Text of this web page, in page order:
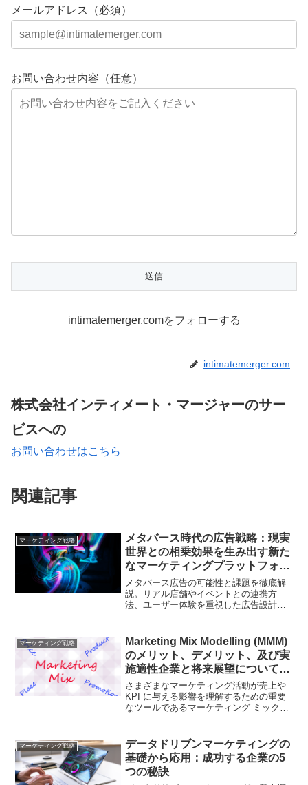
メールアドレス（必須）
お問い合わせ内容（任意）
intimatemerger.comをフォローする
intimatemerger.com
株式会社インティメート・マージャーのサー
ビスへの
お問い合わせはこちら
関連記事
マーケティング戦略
メタバース時代の広告戦略：現実
世界との相乗効果を生み出す新た
なマーケティングプラットフォー
ム
メタバース広告の可能性と課題を徹底解
説。リアル店舗やイベントとの連携方
法、ユーザー体験を重視した広告設計の
マーケティング戦略
Marketing Mix Modelling (MMM)
のメリット、デメリット、及び実
施適性企業と将来展望についての
解説
さまざまなマーケティング活動が売上や
KPI に与える影響を理解するための重要
なツールであるマーケティング ミックス
いて解説します。
マーケティング戦略
データドリブンマーケティングの
基礎から応用：成功する企業の5
つの秘訣